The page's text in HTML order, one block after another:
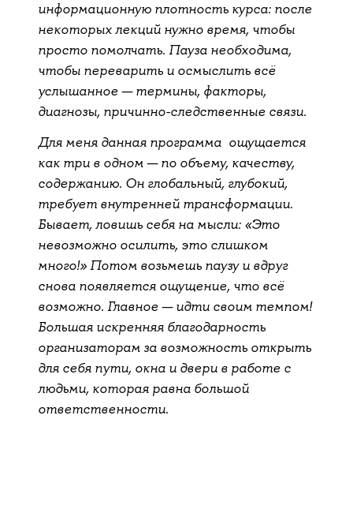
информационную плотность курса: после
некоторых лекций нужно время, чтобы
просто помолчать. Пауза необходима,
чтобы переварить и осмыслить всё
услышанное — термины, факторы,
диагнозы, причинно-следственные связи.
Для меня данная программа ощущается
как три в одном — по объему, качеству,
содержанию. Он глобальный, глубокий,
требует внутренней трансформации.
Бывает, ловишь себя на мысли: «Это
невозможно осилить, это слишком
много!» Потом возьмешь паузу и вдруг
снова появляется ощущение, что всё
возможно. Главное — идти своим темпом!
Большая искренняя благодарность
организаторам за возможность открыть
для себя пути, окна и двери в работе с
людьми, которая равна большой
ответственности.